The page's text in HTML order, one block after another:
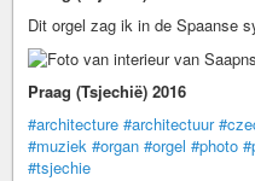
Dit orgel zag ik in de Spaanse
Praag (Tsjechië) 2016
#architecture #architectuur
#muziek #organ #orgel #photo
#tsjechie